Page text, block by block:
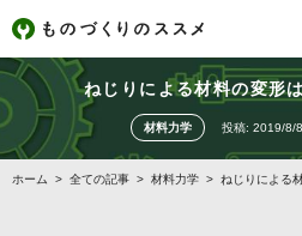
ねじりによる材料の変形
材料力学 投稿: 2019/8/8
ホーム > 全ての記事 > 材料力学 > ねじりによる